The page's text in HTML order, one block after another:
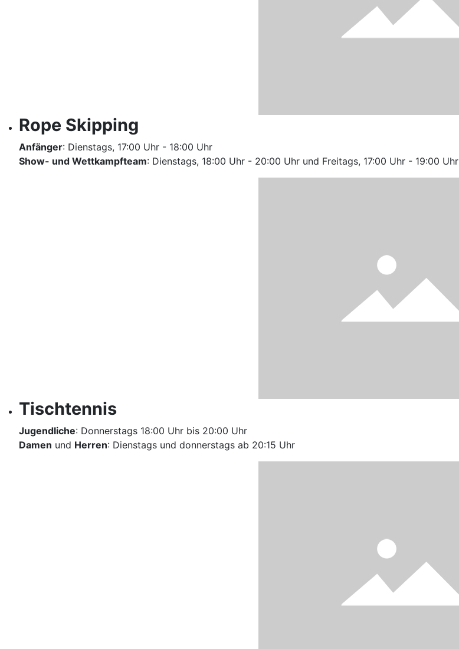
Rope Skipping
Anfänger: Dienstags, 17:00 Uhr - 18:00 Uhr
Show- und Wettkampfteam: Dienstags, 18:00 Uhr - 20:00 Uhr und Freitags, 17:00 Uhr - 19:00 Uhr
Tischtennis
Jugendliche: Donnerstags 18:00 Uhr bis 20:00 Uhr
Damen und Herren: Dienstags und donnerstags ab 20:15 Uhr